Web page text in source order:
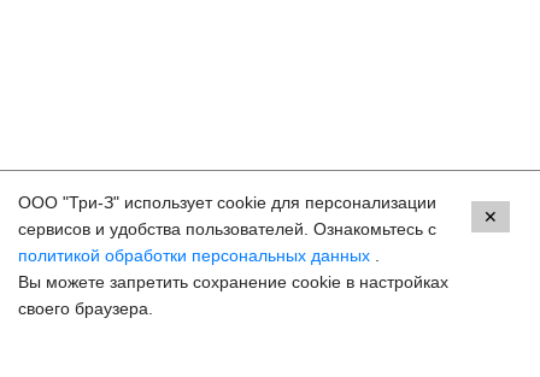
Задать вопрос
Контакты
Краснодар, ул. Красных Партизан, 18
8 (800) 250-33-30
ООО "Три-З" использует cookie для персонализации
сервисов и удобства пользователей. Ознакомьтесь с
политикой обработки персональных данных
Вы можете запретить сохранение cookie в настройках
своего браузера.
✕